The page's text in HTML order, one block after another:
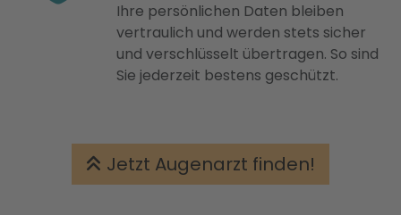
Ihre persönlichen Daten bleiben
vertraulich und werden stets sicher
und verschlüsselt übertragen. So sind
Sie jederzeit bestens geschützt.
Jetzt Augenarzt finden!